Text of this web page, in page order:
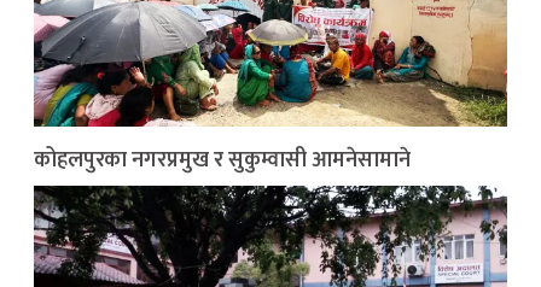
कोहलपुरका नगरप्रमुख र सुकुम्वासी आमनेसामाने